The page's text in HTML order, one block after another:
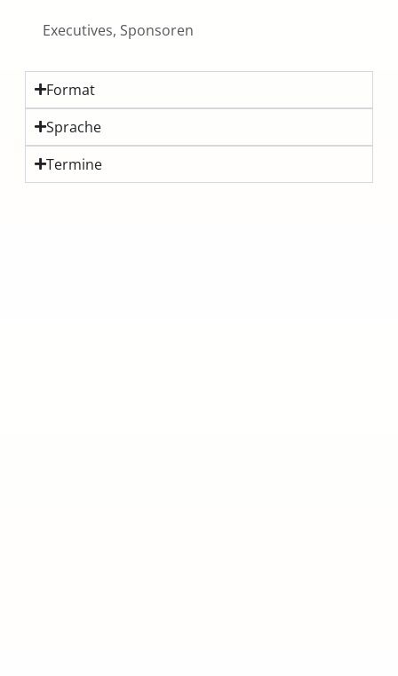
Executives, Sponsoren
Format
Sprache
Termine